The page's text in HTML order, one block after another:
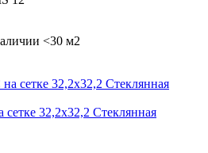
<30 м2
32,2x32,2 Стеклянная